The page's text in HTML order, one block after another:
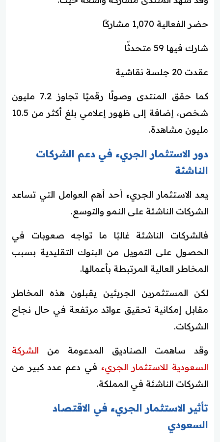
حضر الفعالية 1,070 مشاركًا
شارك فيها 59 متحدثًا
عقدت 20 جلسة نقاشية
كما حقق المنتدى وصولًا رقميًا تجاوز 7.2 مليون
شخص، إضافة إلى ظهور إعلامي بلغ أكثر من 10.5
مليون مشاهدة.
دور الاستثمار الجريء في دعم الشركات
الناشئة
يعد الاستثمار الجريء أحد أهم العوامل التي تساعد
الشركات الناشئة على النمو والتوسع.
فالشركات الناشئة غالبًا ما تواجه صعوبات في
الحصول على التمويل من البنوك التقليدية بسبب
المخاطر العالية المرتبطة بأعمالها.
لكن المستثمرين الجريئين يقبلون هذه المخاطر
مقابل إمكانية تحقيق عوائد مرتفعة في حال نجاح
الشركات.
وقد ساهمت الصناديق المدعومة من الشركة
السعودية للاستثمار الجريء في دعم عدد كبير من
الشركات الناشئة في المملكة.
تأثير الاستثمار الجريء في الاقتصاد
السعودي